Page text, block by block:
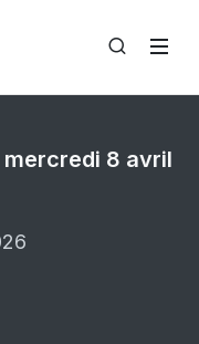
mercredi 8 avril